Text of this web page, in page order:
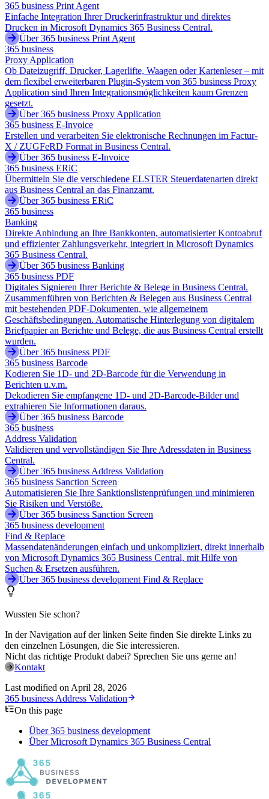
365 business Print Agent
Einfache Integration Ihrer Druckerinfrastruktur und direktes
Drucken in Microsoft Dynamics 365 Business Central.
Über 365 business Print Agent
365 business
Proxy Application
Ob Dateizugriff, Drucker, Lagerlifte, Waagen oder Kartenleser – mit
dem flexibel erweiterbaren Plugin-System von 365 business Proxy
Application sind Ihren Integrationsmöglichkeiten kaum Grenzen
gesetzt.
Über 365 business Proxy Application
365 business E-Invoice
Erstellen und verarbeiten Sie elektronische Rechnungen im Factur-
X / ZUGFeRD Format in Business Central.
Über 365 business E-Invoice
365 business ERiC
Übermitteln Sie die verschiedene ELSTER Steuerdatenarten direkt
aus Business Central an das Finanzamt.
Über 365 business ERiC
365 business
Banking
Direkte Anbindung an Ihre Bankkonten, automatisierter Kontoabruf
und effizienter Zahlungsverkehr, integriert in Microsoft Dynamics
365 Business Central.
Über 365 business Banking
365 business PDF
Digitales Signieren Ihrer Berichte & Belege in Business Central.
Zusammenführen von Berichten & Belegen aus Business Central
mit bestehenden PDF-Dokumenten, wie allgemeinem
Geschäftsbedingungen. Automatische Hinterlegung von digitalem
Briefpapier an Berichte und Belege, die aus Business Central erstellt
wurden.
Über 365 business PDF
365 business Barcode
Kodieren Sie 1D- und 2D-Barcode für die Verwendung in
Berichten u.v.m.
Dekodieren Sie empfangene 1D- und 2D-Barcode-Bilder und
extrahieren Sie Informationen daraus.
Über 365 business Barcode
365 business
Address Validation
Validieren und vervollständigen Sie Ihre Adressdaten in Business
Central.
Über 365 business Address Validation
365 business Sanction Screen
Automatisieren Sie Ihre Sanktionslistenprüfungen und minimieren
Sie Risiken und Verstöße.
Über 365 business Sanction Screen
365 business development
Find & Replace
Massendatenänderungen einfach und unkompliziert, direkt innerhalb
von Microsoft Dynamics 365 Business Central, mit Hilfe von
Suchen & Ersetzen ausführen.
Über 365 business development Find & Replace
Wussten Sie schon?
In der Navigation auf der linken Seite finden Sie direkte Links zu
den einzelnen Lösungen, die Sie interessieren.
Nicht das richtige Produkt dabei? Sprechen Sie uns gerne an!
Kontakt
Last modified on April 28, 2026
365 business Address Validation
On this page
Über 365 business development
Über Microsoft Dynamics 365 Business Central